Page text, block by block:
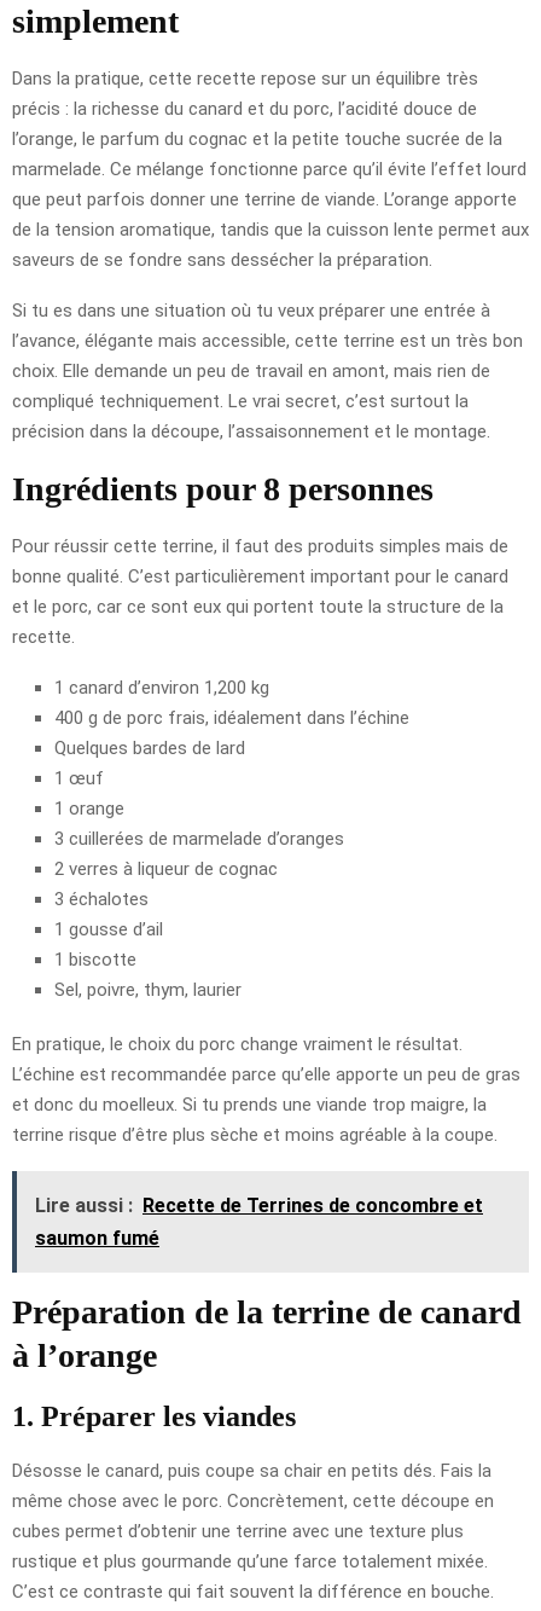
simplement
Dans la pratique, cette recette repose sur un équilibre très
précis : la richesse du canard et du porc, l’acidité douce de
l’orange, le parfum du cognac et la petite touche sucrée de la
marmelade. Ce mélange fonctionne parce qu’il évite l’effet lourd
que peut parfois donner une terrine de viande. L’orange apporte
de la tension aromatique, tandis que la cuisson lente permet aux
saveurs de se fondre sans dessécher la préparation.
Si tu es dans une situation où tu veux préparer une entrée à
l’avance, élégante mais accessible, cette terrine est un très bon
choix. Elle demande un peu de travail en amont, mais rien de
compliqué techniquement. Le vrai secret, c’est surtout la
précision dans la découpe, l’assaisonnement et le montage.
Ingrédients pour 8 personnes
Pour réussir cette terrine, il faut des produits simples mais de
bonne qualité. C’est particulièrement important pour le canard
et le porc, car ce sont eux qui portent toute la structure de la
recette.
1 canard d’environ 1,200 kg
400 g de porc frais, idéalement dans l’échine
Quelques bardes de lard
1 œuf
1 orange
3 cuillerées de marmelade d’oranges
2 verres à liqueur de cognac
3 échalotes
1 gousse d’ail
1 biscotte
Sel, poivre, thym, laurier
En pratique, le choix du porc change vraiment le résultat.
L’échine est recommandée parce qu’elle apporte un peu de gras
et donc du moelleux. Si tu prends une viande trop maigre, la
terrine risque d’être plus sèche et moins agréable à la coupe.
Lire aussi : Recette de Terrines de concombre et
saumon fumé
Préparation de la terrine de canard
à l’orange
1. Préparer les viandes
Désosse le canard, puis coupe sa chair en petits dés. Fais la
même chose avec le porc. Concrètement, cette découpe en
cubes permet d’obtenir une terrine avec une texture plus
rustique et plus gourmande qu’une farce totalement mixée.
C’est ce contraste qui fait souvent la différence en bouche.